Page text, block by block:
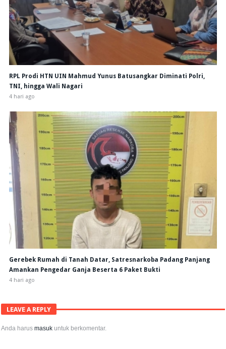
RPL Prodi HTN UIN Mahmud Yunus Batusangkar Diminati Polri,
TNI, hingga Wali Nagari
4 hari ago
Gerebek Rumah di Tanah Datar, Satresnarkoba Padang Panjang
Amankan Pengedar Ganja Beserta 6 Paket Bukti
4 hari ago
LEAVE A REPLY
Anda harusmasuk untuk berkomentar.